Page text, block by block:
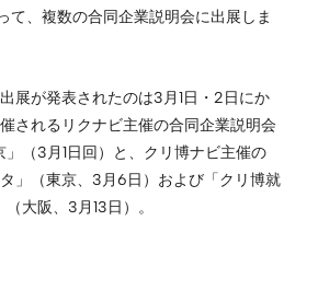
て、複数の合同企業説明会に出展しま
展が発表されたのは3月1日・2日にか
されるリクナビ主催の合同企業説明会
」（3月1日回）と、クリ博ナビ主催の
タ」（東京、3月6日）および「クリ博就
大阪、3月13日）。